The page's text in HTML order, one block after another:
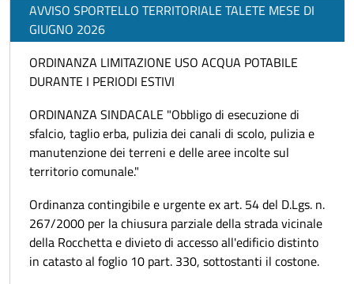
AVVISO SPORTELLO TERRITORIALE TALETE MESE DI
GIUGNO 2026
ORDINANZA LIMITAZIONE USO ACQUA POTABILE
DURANTE I PERIODI ESTIVI
ORDINANZA SINDACALE "Obbligo di esecuzione di
sfalcio, taglio erba, pulizia dei canali di scolo, pulizia e
manutenzione dei terreni e delle aree incolte sul
territorio comunale."
Ordinanza contingibile e urgente ex art. 54 del D.Lgs. n.
267/2000 per la chiusura parziale della strada vicinale
della Rocchetta e divieto di accesso all'edificio distinto
in catasto al foglio 10 part. 330, sottostanti il costone.